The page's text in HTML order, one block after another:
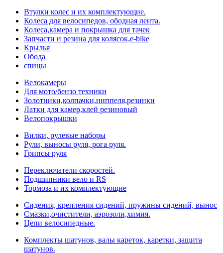
Втулки колес и их комплектующие.
Колеса для велосипедов, ободная лента.
Колеса,камера и покрышка для тачек
Запчасти и резина для колясок,e-bike
Крылья
Обода
спицы
Велокамеры
Для мото/бензо техники
Золотники,колпачки,ниппеля,резинки
Латки для камер,клей резиновый
Велопокрышки
Вилки, рулевые наборы
Рули, выносы руля, рога руля.
Грипсы руля
Переключатели скоростей.
Подшипники вело и RS
Тормоза и их комплектующие
Сидения, крепления сидений, пружины сидений, вынос
Смазки,очистители, аэрозоли,химия.
Цепи велосипедные.
Комплекты шатунов, валы кареток, каретки, защита
шатунов.